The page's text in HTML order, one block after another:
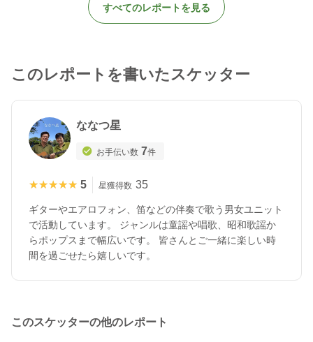
すべてのレポートを見る
このレポートを書いたスケッター
ななつ星
お手伝い数 7件
★★★★★
★★★★★ 5 星獲得数 35
ギターやエアロフォン、笛などの伴奏で歌う男女ユニット
で活動しています。 ジャンルは童謡や唱歌、昭和歌謡か
らポップスまで幅広いです。 皆さんとご一緒に楽しい時
間を過ごせたら嬉しいです。
このスケッターの他のレポート